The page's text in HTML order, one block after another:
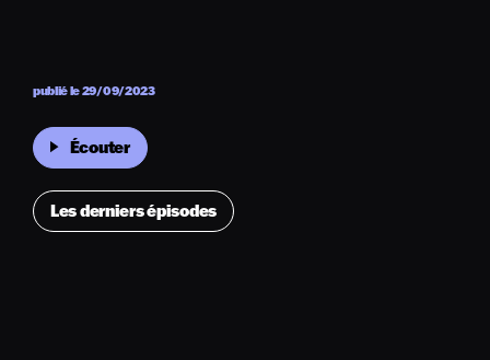
Écouter
Les derniers épisodes
publié le 29/09/2023